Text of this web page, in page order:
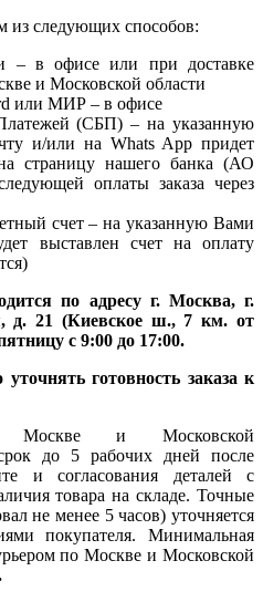
из следующих способов:
– в офисе или при доставке
и Московской области
или МИР – в офисе
(СБП) – на указанную
и/или на Whats App придет
страницу нашего банка (АО
оплаты заказа через
счет – на указанную Вами
выставлен счет на оплату
по адресу г. Москва, г.
д. 21 (Киевское ш., 7 км. от
с 9:00 до 17:00.
готовность заказа к
Москве и Московской
до 5 рабочих дней после
и согласования деталей с
товара на складе. Точные
не менее 5 часов) уточняется
покупателя. Минимальная
по Москве и Московской